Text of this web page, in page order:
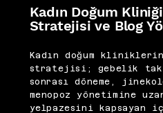
Kadın Doğum
Stratejisi ve Blog
Kadın doğum
stratejisi; gebelik
sonrası döneme,
menopoz yönetimine
yelpazesini kapsayan